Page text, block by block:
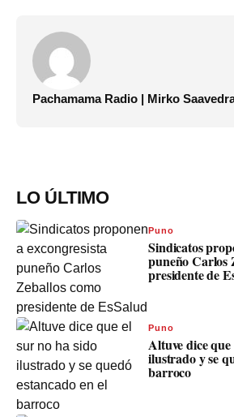
Pachamama Radio | Mirko
LO ÚLTIMO
Puno
Sindicatos
puneño Carlos
presidente de
Puno
Altuve dice
ilustrado y se
barroco